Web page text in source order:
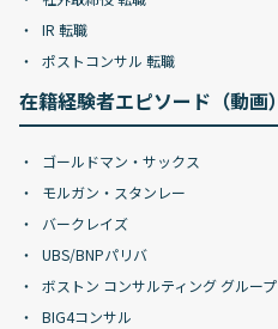
IR 転職
ポストコンサル 転職
在籍経験者エピソード（動画）
ゴールドマン・サックス
モルガン・スタンレー
バークレイズ
UBS/BNPパリバ
ボストン コンサルティング グループ
BIG4コンサル